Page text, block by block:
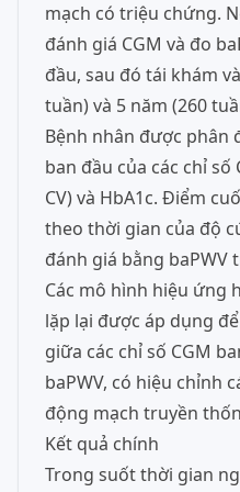
mạch có triệu chứng.
đánh giá CGM và đo
đầu, sau đó tái khám
tuần) và 5 năm (260
Bệnh nhân được phân
ban đầu của các chỉ số
CV) và HbA1c. Điểm
theo thời gian của độ
đánh giá bằng
Các mô hình hiệu ứng
lặp lại được áp dụng
giữa các chỉ số CGM
baPWV, có hiệu chỉnh
động mạch truyền
Kết quả chính
Trong suốt thời gian